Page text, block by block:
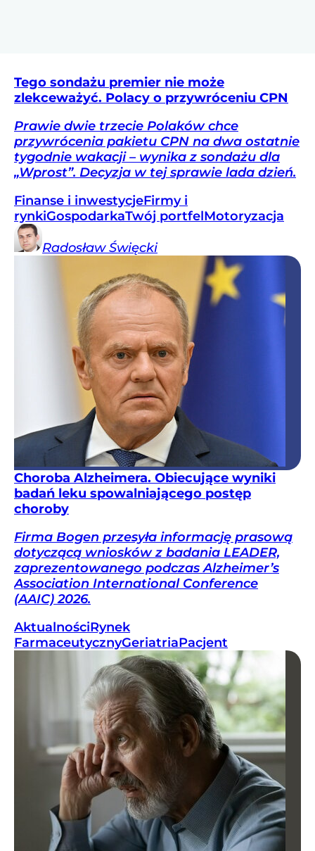
Tego sondażu premier nie może
zlekceważyć. Polacy o przywróceniu CPN
Prawie dwie trzecie Polaków chce
przywrócenia pakietu CPN na dwa ostatnie
tygodnie wakacji – wynika z sondażu dla
„Wprost”. Decyzja w tej sprawie lada dzień.
Finanse i inwestycjeFirmy i
rynkiGospodarkaTwój portfelMotoryzacja
Radosław Święcki
Choroba Alzheimera. Obiecujące wyniki
badań leku spowalniającego postęp
choroby
Firma Bogen przesyła informację prasową
dotyczącą wniosków z badania LEADER,
zaprezentowanego podczas Alzheimer’s
Association International Conference
(AAIC) 2026.
AktualnościRynek
FarmaceutycznyGeriatriaPacjent